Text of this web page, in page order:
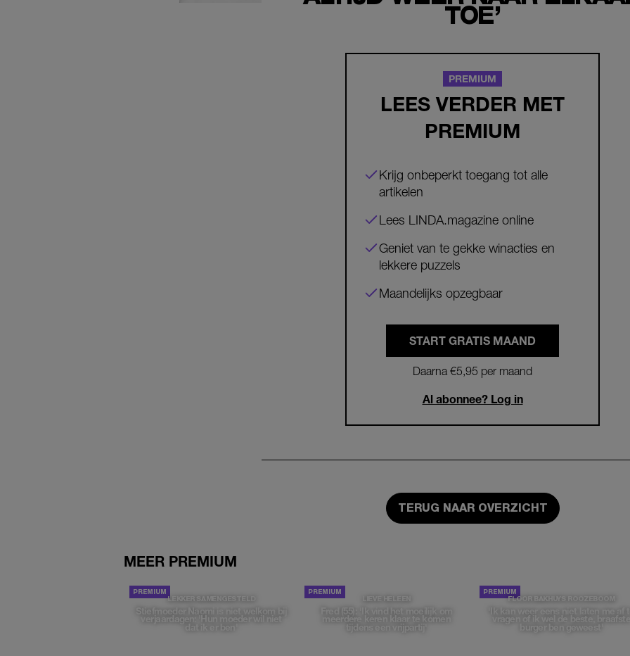
TOE’
PREMIUM
LEES VERDER MET
PREMIUM
Krijg onbeperkt toegang tot alle
artikelen
Lees LINDA.magazine online
Geniet van te gekke winacties en
lekkere puzzels
Maandelijks opzegbaar
START GRATIS MAAND
Daarna €5,95 per maand
Al abonnee? Log in
TERUG NAAR OVERZICHT
MEER PREMIUM
LEKKER SAMENGESTELD
Stiefmoeder Naomi is niet welkom bij
verjaardagen: 'Hun moeder wil niet
dat ik er ben'
LIEVE HELEEN
Fred (55): 'Ik vind het moeilijk om
meerdere keren klaar te komen
tijdens een vrijpartij'
FLOOR BAKHUYS ROOZEBOOM
'Ik kan weer eens niet laten me af te
vragen of ik wel de beste, braafste
burger ben geweest'